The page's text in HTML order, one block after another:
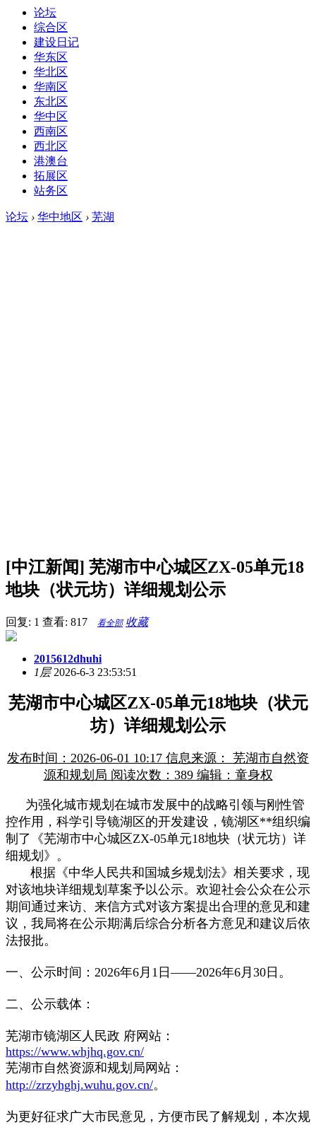
论坛
综合区
建设日记
华东区
华北区
华南区
东北区
华中区
西南区
西北区
港澳台
拓展区
站务区
论坛 › 华中地区 › 芜湖
[中江新闻] 芜湖市中心城区ZX-05单元18
地块（状元坊）详细规划公示
回复: 1 查看: 817 看全部 收藏
2015612dhuhi
1层2026-6-3 23:53:51
芜湖市中心城区ZX-05单元18地块（状元
坊）详细规划公示
发布时间：2026-06-01 10:17 信息来源： 芜湖市自然资
源和规划局 阅读次数：389 编辑：童身权
为强化城市规划在城市发展中的战略引领与刚性管
控作用，科学引导镜湖区的开发建设，镜湖区**组织编
制了《芜湖市中心城区ZX-05单元18地块（状元坊）详
细规划》。
根据《中华人民共和国城乡规划法》相关要求，现
对该地块详细规划草案予以公示。欢迎社会公众在公示
期间通过来访、来信方式对该方案提出合理的意见和建
议，我局将在公示期满后综合分析各方意见和建议后依
法报批。
一、公示时间：2026年6月1日——2026年6月30日。
二、公示载体：
芜湖市镜湖区人民政 府网站：
https://www.whjhq.gov.cn/
芜湖市自然资源和规划局网站：
http://zrzyhghj.wuhu.gov.cn/。
为更好征求广大市民意见，方便市民了解规划，本次规